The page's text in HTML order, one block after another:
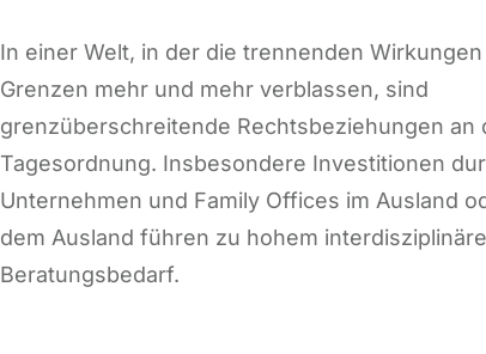
In einer Welt, in der die trennenden
Grenzen mehr und mehr verblassen, sind
grenzüberschreitende Rechtsbeziehungen an
Tagesordnung. Insbesondere Investitionen
Unternehmen und Family Offices im Ausland
dem Ausland führen zu hohem
Beratungsbedarf.